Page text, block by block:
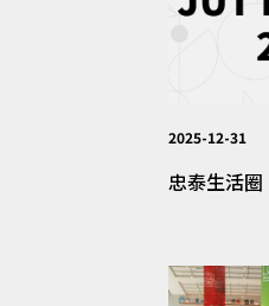
2025-12-31